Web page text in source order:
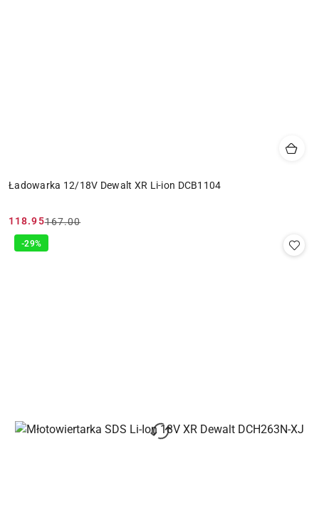
Ładowarka 12/18V Dewalt XR Li-ion DCB1104
Cena
promocyjna:
118.95
Cena
przed
167.00
-29%